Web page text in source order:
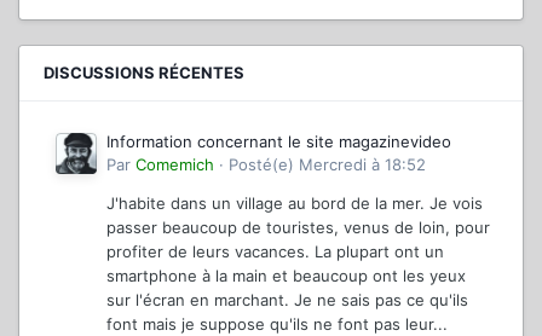
DISCUSSIONS RÉCENTES
Information concernant le site magazinevideo
Par Comemich · Posté(e) Mercredi à 18:52
J'habite dans un village au bord de la mer. Je vois
passer beaucoup de touristes, venus de loin, pour
profiter de leurs vacances. La plupart ont un
smartphone à la main et beaucoup ont les yeux
sur l'écran en marchant. Je ne sais pas ce qu'ils
font mais je suppose qu'ils ne font pas leur...